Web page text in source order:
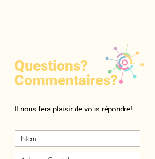
Questions?
Commentaires?
Il nous fera plaisir de vous répondre!